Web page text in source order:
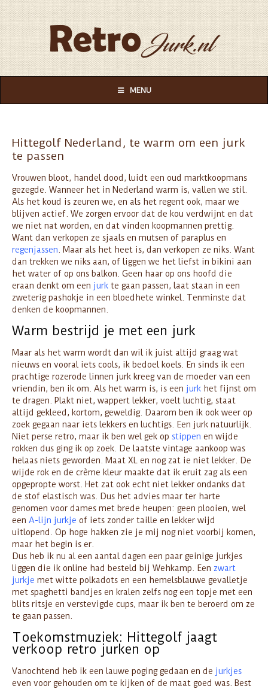
MENU
Hittegolf Nederland, te warm om een jurk
te passen
Vrouwen bloot, handel dood, luidt een oud marktkoopmans
gezegde. Wanneer het in Nederland warm is, vallen we stil.
Als het koud is zeuren we, en als het regent ook, maar we
blijven actief. We zorgen ervoor dat de kou verdwijnt en dat
we niet nat worden, en dat vinden koopmannen prettig.
Want dan verkopen ze sjaals en mutsen of paraplus en
regenjassen . Maar als het heet is, dan verkopen ze niks. Want
dan trekken we niks aan, of liggen we het liefst in bikini aan
het water of op ons balkon. Geen haar op ons hoofd die
eraan denkt om een jurk te gaan passen, laat staan in een
zweterig pashokje in een bloedhete winkel. Tenminste dat
denken de koopmannen.
Warm bestrijd je met een jurk
Maar als het warm wordt dan wil ik juist altijd graag wat
nieuws en vooral iets cools, ik bedoel koels. En sinds ik een
prachtige rozerode linnen jurk kreeg van de moeder van een
vriendin, ben ik om. Als het warm is, is een jurk het fijnst om
te dragen. Plakt niet, wappert lekker, voelt luchtig, staat
altijd gekleed, kortom, geweldig. Daarom ben ik ook weer op
zoek gegaan naar iets lekkers en luchtigs. Een jurk natuurlijk.
Niet perse retro, maar ik ben wel gek op stippen en wijde
rokken dus ging ik op zoek. De laatste vintage aankoop was
helaas niets geworden. Maat XL en nog zat ie niet lekker. De
wijde rok en de crème kleur maakte dat ik eruit zag als een
opgepropte worst. Het zat ook echt niet lekker ondanks dat
de stof elastisch was. Dus het advies maar ter harte
genomen voor dames met brede heupen: geen plooien, wel
een A-lijn jurkje of iets zonder taille en lekker wijd
uitlopend. Op hoge hakken zie je mij nog niet voorbij komen,
maar het begin is er.
Dus heb ik nu al een aantal dagen een paar geinige jurkjes
liggen die ik online had besteld bij Wehkamp. Een zwart
jurkje met witte polkadots en een hemelsblauwe gevalletje
met spaghetti bandjes en kralen zelfs nog een topje met een
blits ritsje en verstevigde cups, maar ik ben te beroerd om ze
te gaan passen.
Toekomstmuziek: Hittegolf jaagt
verkoop retro jurken op
Vanochtend heb ik een lauwe poging gedaan en de jurkjes
even voor gehouden om te kijken of de maat goed was. Best